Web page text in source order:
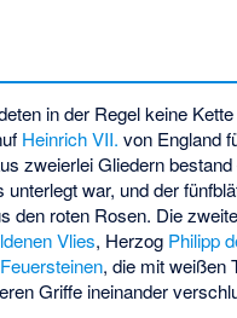
in der Regel keine
Heinrich VII. von England
zweierlei Gliedern
war, und der
den roten Rosen. Die
Vlies, Herzog Philipp
Feuersteinen, die mit weißen
Griffe ineinander